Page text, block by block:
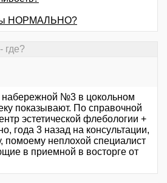
НОРМАЛЬНО?
где?
набережной №3 в цокольном
показывают. По справочной
эстетической флебологии +
года 3 назад на консультации,
помоему неплохой специалист
в приемной в восторге от